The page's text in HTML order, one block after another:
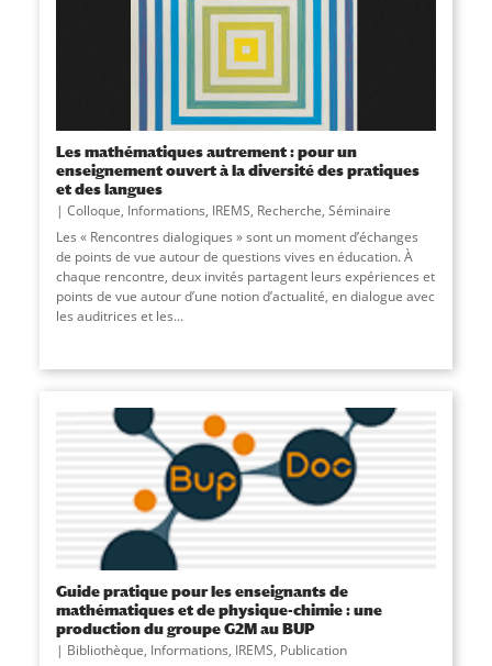
Les mathématiques autrement : pour un
enseignement ouvert à la diversité des pratiques
et des langues
Colloque, Informations, IREMS, Recherche, Séminaire
Les « Rencontres dialogiques » sont un moment d’échanges
de points de vue autour de questions vives en éducation. À
chaque rencontre, deux invités partagent leurs expériences et
points de vue autour d’une notion d’actualité, en dialogue avec
les auditrices et les...
Guide pratique pour les enseignants de
mathématiques et de physique-chimie : une
production du groupe G2M au BUP
Bibliothèque, Informations, IREMS, Publication